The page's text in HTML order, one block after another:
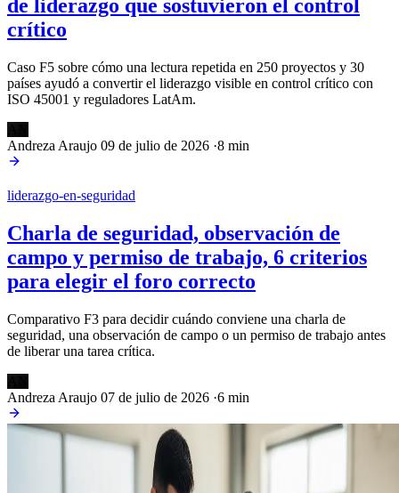
de liderazgo que sostuvieron el control
crítico
Caso F5 sobre cómo una lectura repetida en 250 proyectos y 30
países ayudó a convertir el liderazgo visible en control crítico con
ISO 45001 y reguladores LatAm.
Andreza Araujo 09 de julio de 2026 ·8 min
liderazgo-en-seguridad
Charla de seguridad, observación de
campo y permiso de trabajo, 6 criterios
para elegir el foro correcto
Comparativo F3 para decidir cuándo conviene una charla de
seguridad, una observación de campo o un permiso de trabajo antes
de liberar una tarea crítica.
Andreza Araujo 07 de julio de 2026 ·6 min